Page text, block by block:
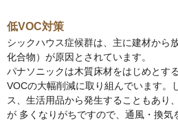
低VOC対策
シックハウス症候群は、主に建材から
化合物）が原因とされています。
パナソニックは木質床材をはじめとす
VOCの大幅削減に取り組んでいます。
ス、生活用品から発生することもあり
が 多くなりがちですので、通風・換気